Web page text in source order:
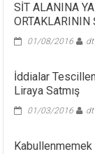
SİT ALANINA
ORTAKLARININ
01/08/2016 dt
İddialar
Liraya Satmış
01/03/2016 dt
Kabullenmemek